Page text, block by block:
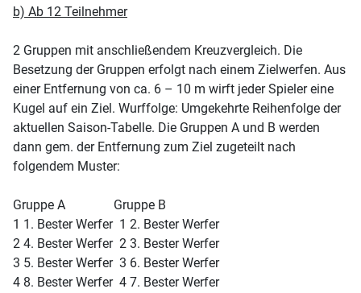
b) Ab 12 Teilnehmer
2 Gruppen mit anschließendem Kreuzvergleich. Die
Besetzung der Gruppen erfolgt nach einem Zielwerfen. Aus
einer Entfernung von ca. 6 – 10 m wirft jeder Spieler eine
Kugel auf ein Ziel. Wurffolge: Umgekehrte Reihenfolge der
aktuellen Saison-Tabelle. Die Gruppen A und B werden
dann gem. der Entfernung zum Ziel zugeteilt nach
folgendem Muster:
Gruppe A Gruppe B
1 1. Bester Werfer 1 2. Bester Werfer
2 4. Bester Werfer 2 3. Bester Werfer
3 5. Bester Werfer 3 6. Bester Werfer
4 8. Bester Werfer 4 7. Bester Werfer